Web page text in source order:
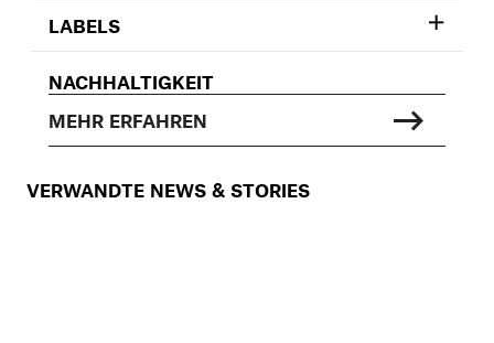
LABELS
NACHHALTIGKEIT
MEHR ERFAHREN
VERWANDTE NEWS & STORIES